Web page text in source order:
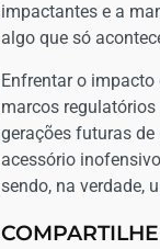
impactantes e a
algo que só
Enfrentar o impacto
marcos
gerações futuras de
acessório
sendo, na verdade,